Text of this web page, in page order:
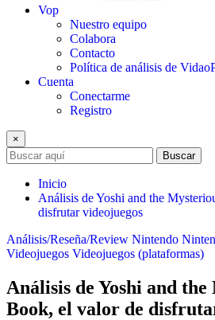
Vop
Nuestro equipo
Colabora
Contacto
Política de análisis de
Cuenta
Conectarme
Registro
×
Buscar
Inicio
Análisis de Yoshi and the
disfrutar videojuegos
Análisis/Reseña/Review Nintendo
Videojuegos Videojuegos (plataformas)
Análisis de Yoshi and
Book, el valor de